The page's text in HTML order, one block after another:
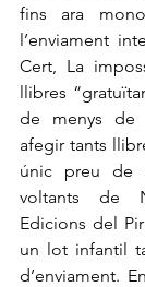
fins ara
l’enviament
Cert, La
llibres
de menys de
afegir tants
únic preu de
voltants de
Edicions del
un lot infantil
d’enviament.